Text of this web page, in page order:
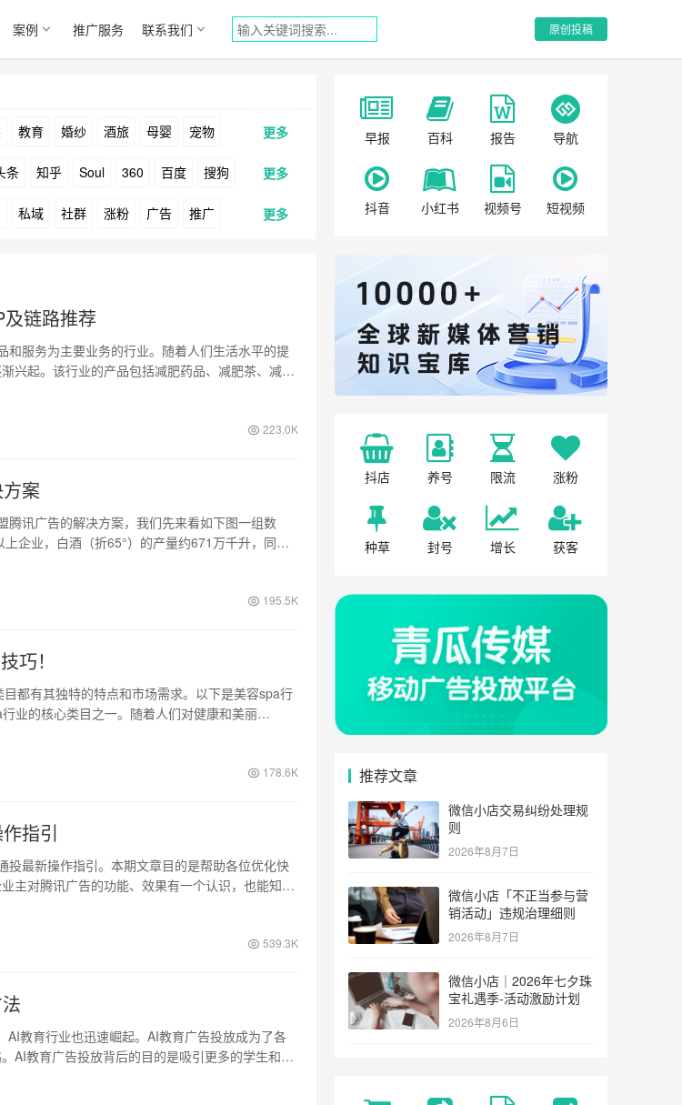
案例 推广服务 联系我们 原创投稿
教育 婚纱 酒旅 母婴 宠物 更多
条 知乎 Soul 360 百度 搜狗
YouTube Yahoo Bing
更多
私域 社群 涨粉 广告 推广 更多
链路推荐
和服务为主要业务的行业。随着人们生活水平的提
兴起。该行业的产品包括减肥药品、减肥茶、减肥
223.0K
案
腾讯广告的解决方案，我们先来看如下图一组数
企业，白酒（折65°）的产量约671万千升，同比
195.5K
巧！
都有其独特的特点和市场需求。以下是美容spa行
业的核心类目之一。随着人们对健康和美丽…
178.6K
指引
投最新操作指引。本期文章目的是帮助各位优化快
主对腾讯广告的功能、效果有一个认识，也能知道
539.3K
AI教育行业也迅速崛起。AI教育广告投放成为了各
AI教育广告投放背后的目的是吸引更多的学生和
早报 百科 报告 导航
抖音 小红书 视频号 短视频
抖店 养号 限流 涨粉
种草 封号 增长 获客
推荐文章
微信小店交易纠纷处理规
则
2026年8月7日
微信小店「不正当参与营
销活动」违规治理细则
2026年8月7日
微信小店｜2026年七夕珠
宝礼遇季-活动激励计划
2026年8月6日